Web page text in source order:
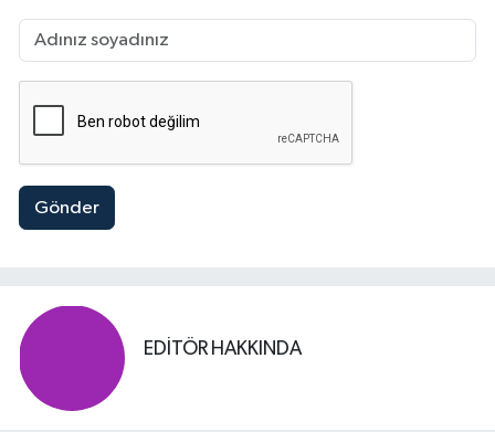
Gönder
EDITÖR HAKKINDA